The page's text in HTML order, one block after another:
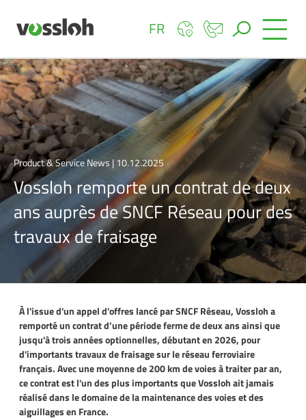
FR
Product & Service News | 10.12.2025
Vossloh remporte un contrat de deux
ans auprès de SNCF Réseau pour des
travaux de fraisage
À l'issue d'un appel d'offres lancé par SNCF Réseau, Vossloh a
remporté un contrat d’une période ferme de deux ans ainsi que
jusqu'à trois années optionnelles, débutant en 2026, pour
d'importants travaux de fraisage sur le réseau ferroviaire
français. Avec une moyenne de 200 km de voies à traiter par an,
ce contrat est l'un des plus importants que Vossloh ait jamais
réalisé dans le domaine de la maintenance des voies et des
aiguillages en France.